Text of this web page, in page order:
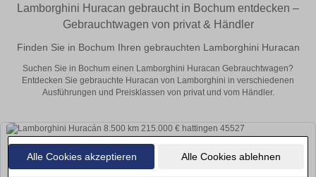
Alle Cookies akzeptieren Alle Cookies ablehnen
Lamborghini Huracan gebraucht in Bochum entdecken –
Gebrauchtwagen von privat & Händler
Finden Sie in Bochum Ihren gebrauchten Lamborghini Huracan
Suchen Sie in Bochum einen Lamborghini Huracan Gebrauchtwagen?
Entdecken Sie gebrauchte Huracan von Lamborghini in verschiedenen
Ausführungen und Preisklassen von privat und vom Händler.